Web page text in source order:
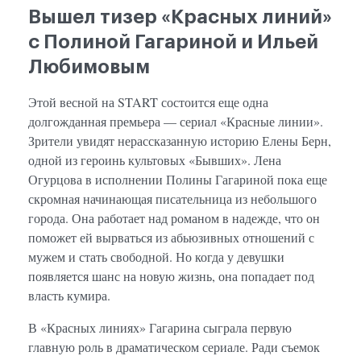
Вышел тизер «Красных линий»
с Полиной Гагариной и Ильей
Любимовым
Этой весной на START состоится еще одна
долгожданная премьера — сериал «Красные линии».
Зрители увидят нерассказанную историю Елены Берн,
одной из героинь культовых «Бывших». Лена
Огурцова в исполнении Полины Гагариной пока еще
скромная начинающая писательница из небольшого
города. Она работает над романом в надежде, что он
поможет ей вырваться из абьюзивных отношений с
мужем и стать свободной. Но когда у девушки
появляется шанс на новую жизнь, она попадает под
власть кумира.
В «Красных линиях» Гагарина сыграла первую
главную роль в драматическом сериале. Ради съемок